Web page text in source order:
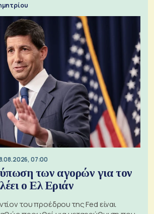
07:00
των αγορών για τον
ο Ελ Εριάν
του προέδρου της Fed είναι